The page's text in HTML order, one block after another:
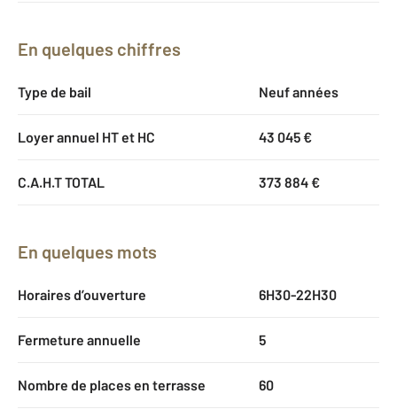
En quelques chiffres
Type de bail Neuf années
Loyer annuel HT et HC 43 045 €
C.A.H.T TOTAL 373 884 €
En quelques mots
Horaires d’ouverture 6H30-22H30
Fermeture annuelle 5
Nombre de places en terrasse 60